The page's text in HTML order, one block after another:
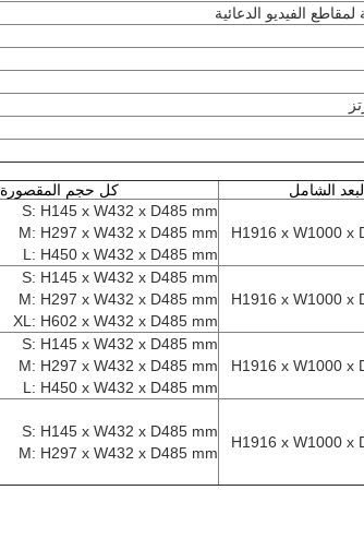
الشامل كل حجم المقصورة
H1916 x W1000 x
S: H145 x W432 x D485 mm
M: H297 x W432 x D485 mm
L: H450 x W432 x D485 mm
H1916 x W1000 x
S: H145 x W432 x D485 mm
M: H297 x W432 x D485 mm
XL: H602 x W432 x D485 mm
H1916 x W1000 x
S: H145 x W432 x D485 mm
M: H297 x W432 x D485 mm
L: H450 x W432 x D485 mm
H1916 x W1000 x
S: H145 x W432 x D485 mm
M: H297 x W432 x D485 mm